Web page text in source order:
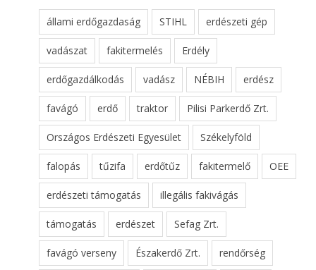
állami erdőgazdaság STIHL erdészeti gép
vadászat fakitermelés Erdély
erdőgazdálkodás vadász NÉBIH erdész
favágó erdő traktor Pilisi Parkerdő Zrt.
Országos Erdészeti Egyesület Székelyföld
falopás tűzifa erdőtűz fakitermelő OEE
erdészeti támogatás illegális fakivágás
támogatás erdészet Sefag Zrt.
favágó verseny Északerdő Zrt. rendőrség